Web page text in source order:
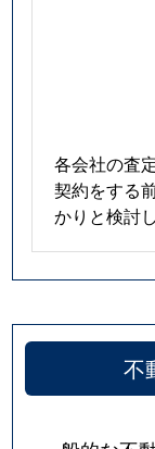
各会社の査
契約をする
かりと検討
不